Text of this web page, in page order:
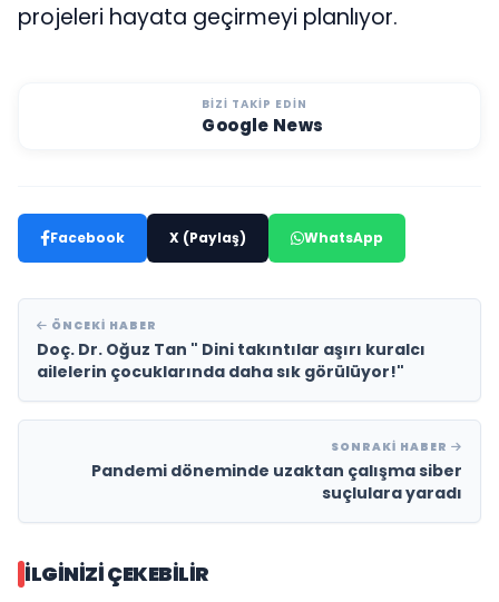
projeleri hayata geçirmeyi planlıyor.
BIZI TAKIP EDIN
Google News
Facebook X (Paylaş) WhatsApp
ÖNCEKI HABER
Doç. Dr. Oğuz Tan " Dini takıntılar aşırı kuralcı
ailelerin çocuklarında daha sık görülüyor!"
SONRAKI HABER
Pandemi döneminde uzaktan çalışma siber
suçlulara yaradı
İLGINIZI ÇEKEBILIR